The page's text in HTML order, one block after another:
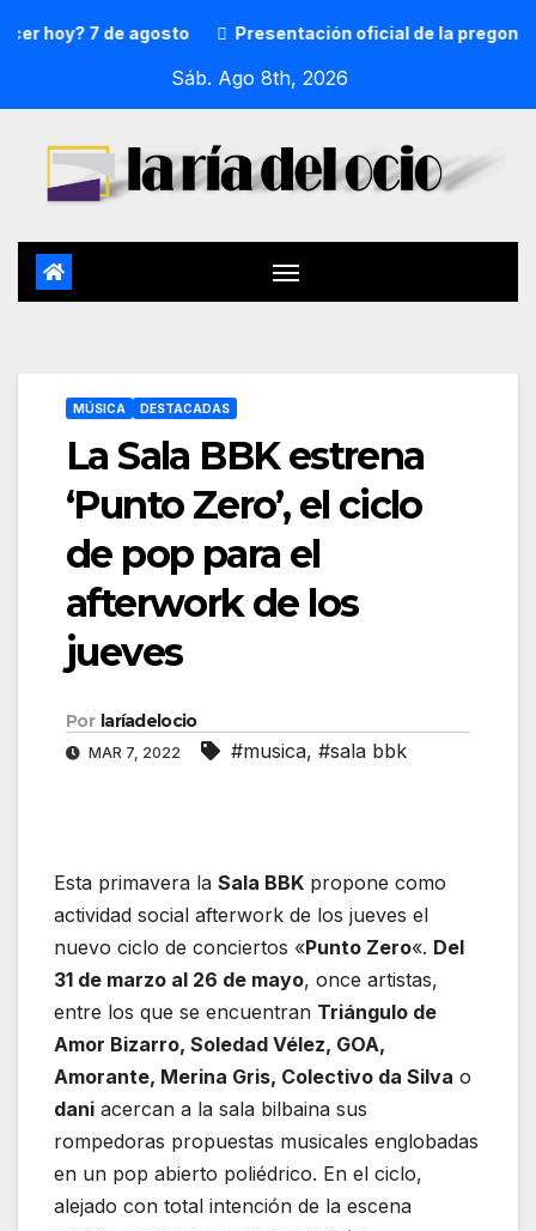
7 de agosto Presentación oficial de la pregonera y
Sáb. Ago 8th, 2026
MÚSICA DESTACADAS
La Sala BBK estrena
‘Punto Zero’, el ciclo
de pop para el
afterwork de los
jueves
Por laríadelocio
MAR 7, 2022 #musica, #sala bbk
Esta primavera la Sala BBK propone como
actividad social afterwork de los jueves el
nuevo ciclo de conciertos «Punto Zero«. Del
31 de marzo al 26 de mayo, once artistas,
entre los que se encuentran Triángulo de
Amor Bizarro, Soledad Vélez, GOA,
Amorante, Merina Gris, Colectivo da Silva o
dani acercan a la sala bilbaina sus
rompedoras propuestas musicales englobadas
en un pop abierto poliédrico. En el ciclo,
alejado con total intención de la escena